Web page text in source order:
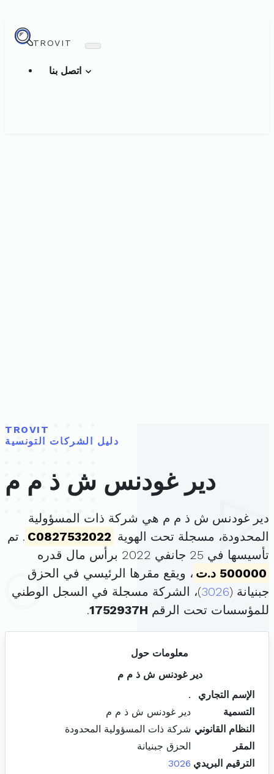
TROVIT
TROVIT
دليل الشركات التونسية
دير غودنس ش ذ م م
دير غودنس ش ذ م م هي شركة ذات المسؤولية
المحدودة، مسجلة تحت الهوية C0827532022 . تم
تأسيسها في 25 جانفي 2022 برأس مال قدره
500000 د.ت
، ويقع مقرها الرئيسي في الحزق
جبنيانة (3026)، الشركة مسجلة في السجل الوطني
للمؤسسات تحت الرقم 1752937H
.
معلومات حول
دير غودنس ش ذ م م
الإسم التجاري
.
التسمية
دير غودنس ش ذ م م
النظام القانوني شركة ذات المسؤولية المحدودة
المقر
الحزق جبنيانة
الترقيم البريدي 3026